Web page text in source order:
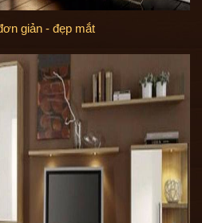
giản - đẹp mắt